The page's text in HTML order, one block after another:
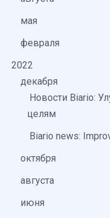
мая
февраля
2022
декабря
Новости Biario:
целям
Biario news:
октября
августа
июня